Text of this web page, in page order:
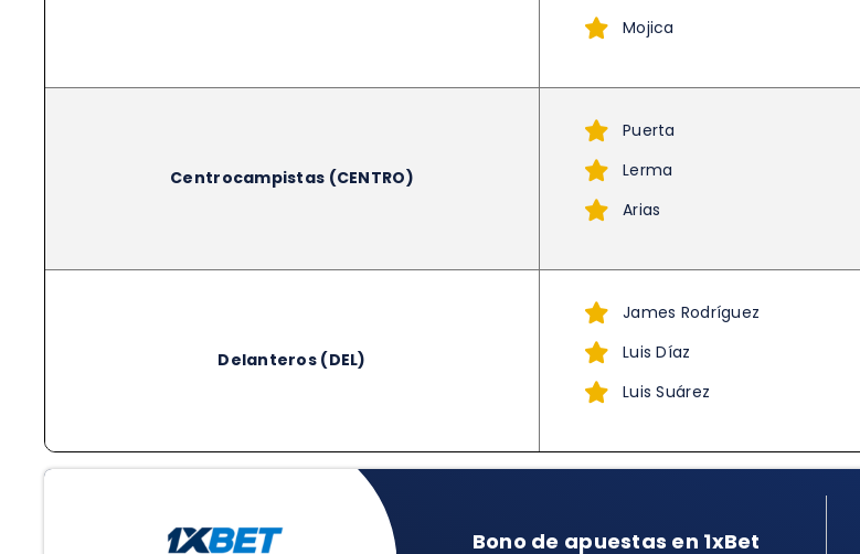
Mojica
Centrocampistas (CENTRO)
Puerta
Lerma
Arias
Delanteros (DEL)
James Rodríguez
Luis Díaz
Luis Suárez
Bono de apuestas en 1xBet